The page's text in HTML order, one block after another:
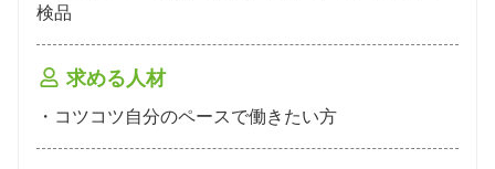
検品
求める人材
・コツコツ⾃分のペースで働きたい方